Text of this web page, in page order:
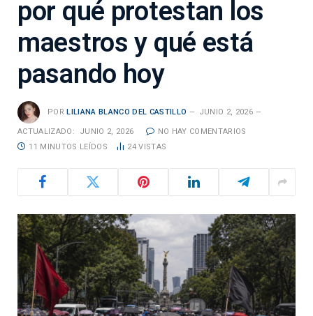
por qué protestan los
maestros y qué está
pasando hoy
POR LILIANA BLANCO DEL CASTILLO JUNIO 2, 2026
ACTUALIZADO: JUNIO 2, 2026
NO HAY COMENTARIOS
11 MINUTOS LEÍDOS
24VISTAS